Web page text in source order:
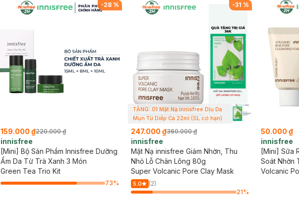
-28%
159.000 ₫220.000 ₫
innisfree
[Mini] Bộ Sản Phẩm Innisfree Dưỡng
Ẩm Da Từ Trà Xanh 3 Món
Green Tea Trio Kit
73%
-31 %
TẶNG: 01 Mặt Nạ innisfree Dịu Da
Mụn Từ Diếp Cá 22ml (SL có hạn)
247.000 ₫360.000 ₫
innisfree
Mặt Nạ innisfree Giảm Nhờn, Thu
Nhỏ Lỗ Chân Lông 80g
Super Volcanic Pore Clay Mask
5.0
(2)
21%
50.000 ₫
innisfree
[Mini] Sữa
Soát Nhờn
Volcanic